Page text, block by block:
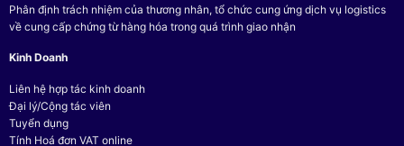
Phân định trách nhiệm của thương nhân, tổ chức cung ứng dịch vụ logistics
về cung cấp chứng từ hàng hóa trong quá trình giao nhận
Kinh Doanh
Liên hệ hợp tác kinh doanh
Đại lý/Cộng tác viên
Tuyển dụng
Tính Hoá đơn VAT online